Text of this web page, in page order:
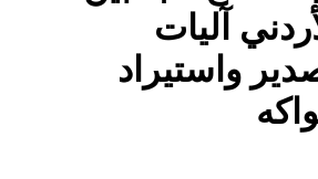
آليات
واستيراد